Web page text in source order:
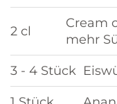
2 cl
Cream
mehr
3 - 4 Stück